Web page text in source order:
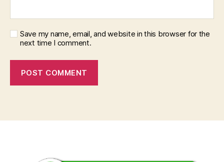
Save my name, email, and website in this browser for the
next time I comment.